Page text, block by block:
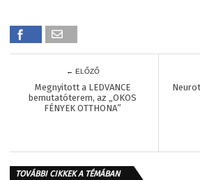
← ELŐZŐ
Megnyitott a LEDVANCE
bemutatóterem, az „OKOS
FÉNYEK OTTHONA”
TOVÁBBI CIKKEK A TÉMÁBAN